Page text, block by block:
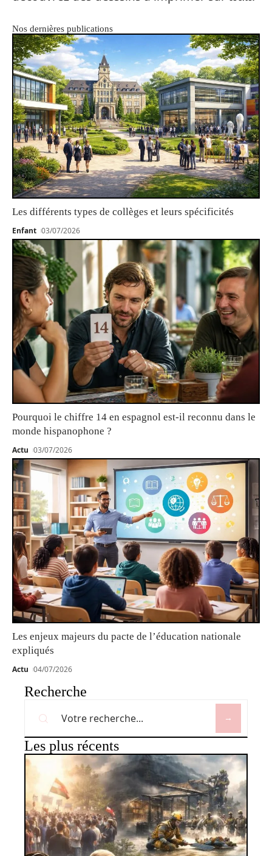
Nos dernières publications
Les différents types de collèges et leurs spécificités
Enfant 03/07/2026
Pourquoi le chiffre 14 en espagnol est-il reconnu dans le
monde hispanophone ?
Actu 03/07/2026
Les enjeux majeurs du pacte de l’éducation nationale
expliqués
Actu 04/07/2026
Recherche
Les plus récents